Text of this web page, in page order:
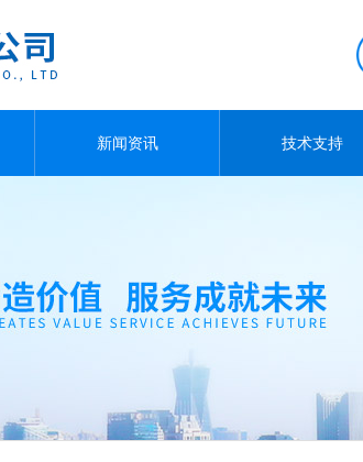
新闻资讯 技术支持